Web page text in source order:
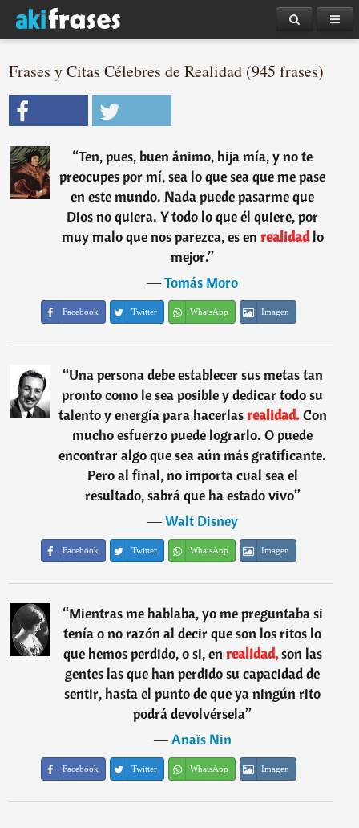
Frases y Citas Célebres de Realidad (945 frases)
“Ten, pues, buen ánimo, hija mía, y no te
preocupes por mí, sea lo que sea que me pase
en este mundo. Nada puede pasarme que
Dios no quiera. Y todo lo que él quiere, por
muy malo que nos parezca, es en realidadlo
mejor.”
―Tomás Moro
Facebook Twitter WhatsApp Imagen
“Una persona debe establecer sus metas tan
pronto como le sea posible y dedicar todo su
talento y energía para hacerlasrealidad.Con
mucho esfuerzo puede lograrlo. O puede
encontrar algo que sea aún más gratificante.
Pero al final, no importa cual sea el
resultado, sabrá que ha estado vivo”
―Walt Disney
Facebook Twitter WhatsApp Imagen
“Mientras me hablaba, yo me preguntaba si
tenía o no razón al decir que son los ritos lo
que hemos perdido, o si, en realidad,son las
gentes las que han perdido su capacidad de
sentir, hasta el punto de que ya ningún rito
podrá devolvérsela”
―Anaïs Nin
Facebook Twitter WhatsApp Imagen